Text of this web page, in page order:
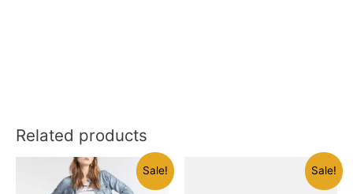
Related products
Sale! Sale!